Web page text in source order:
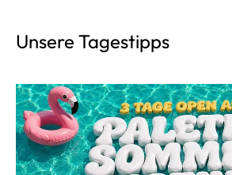
Unsere Tagestipps